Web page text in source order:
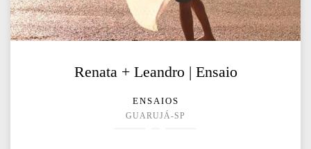
Renata + Leandro | Ensaio
ENSAIOS
GUARUJÁ-SP